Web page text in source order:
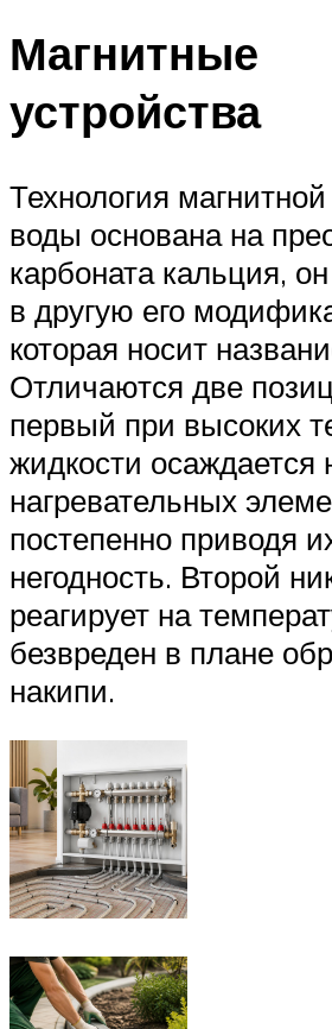
Магнитные
устройства
Технология магнитной
воды основана на
карбоната кальция,
в другую его
которая носит
Отличаются две
первый при высоких
жидкости осаждается
нагревательных
постепенно приводя
негодность. Второй
реагирует на
безвреден в плане
накипи.